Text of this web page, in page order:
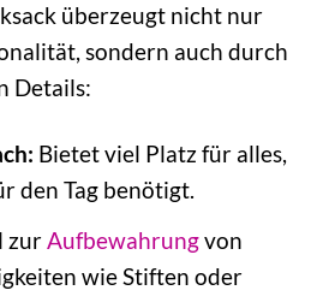
überzeugt nicht nur
sondern auch durch
Details:
Bietet viel Platz für alles,
den Tag benötigt.
zurAufbewahrungvon
wie Stiften oder